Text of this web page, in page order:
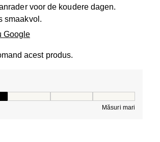
voor de koudere dagen.
smaakvol.
Google
acest produs.
Măsuri mari